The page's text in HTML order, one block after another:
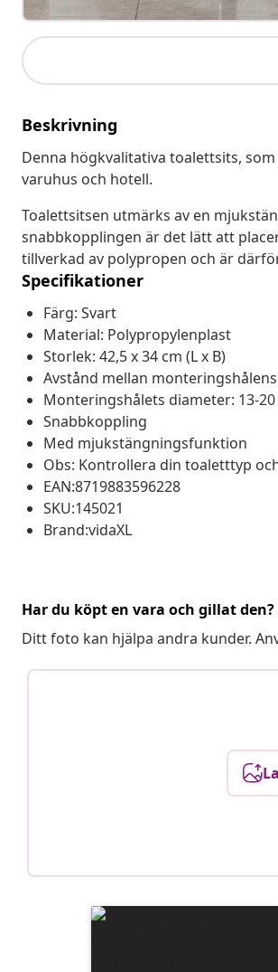
Beskrivning
Denna högkvalitativa toalettsits,
varuhus och hotell.
Toalettsitsen utmärks av en
snabbkopplingen är det lätt att
tillverkad av polypropen och är
Specifikationer
Färg: Svart
Material: Polypropylenplast
Storlek: 42,5 x 34 cm (L x B)
Avstånd mellan
Monteringshålets diameter: 13-
Snabbkoppling
Med mjukstängningsfunktion
Obs: Kontrollera din toaletttyp
EAN:8719883596228
SKU:145021
Brand:vidaXL
Har du köpt en vara och gillat
Ditt foto kan hjälpa andra kunder.